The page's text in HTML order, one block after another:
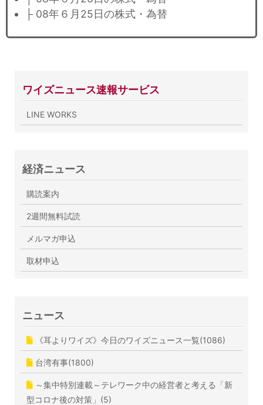
├ 08年６月25日の株式・為替
ワイズニュース速報サービス
LINE WORKS
経済ニュース
購読案内
2週間無料試読
メルマガ申込
取材申込
ニュース
《耳よりワイズ》今日のワイズニュース一覧(1086)
台湾有事(1800)
～集中特別連載～テレワーク中の経営者と考える「新
型コロナ後の対策」(5)